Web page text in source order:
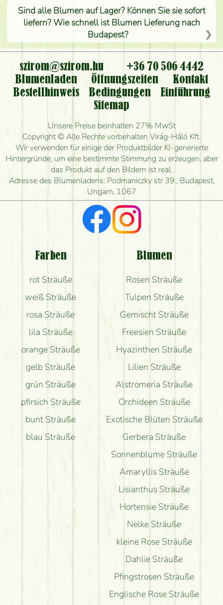
Sind alle Blumen auf Lager? Können Sie sie sofort
liefern? Wie schnell ist Blumen Lieferung nach
Budapest?
Ist der Blumenladen non stop geöffnet?
Kann ich den bestellten Blumenstrauß persönlich
nehmen oder nur per Blumenversand?
Ist eine Bestellung für ländliche Gebiete möglich?
Wie lange kann ich heute Blumen mit Lieferung
bestellen?
Wie schnell können Sie den Blumenstrauß
herstellen und wann können Sie ihn frühestens
liefern?
Ich suche rote Rosen, hast du welche?
Welche Rückmeldungen bekomme ich zum
Bekomme ich wirklich, was auf dem Bild zu sehen
szirom@szirom.hu
+36 70 506 4442
Blumenladen
Öffnungszeiten
Kontakt
Bestellhinweis
Bedingungen
Einführung
Sitemap
Unsere Preise beinhalten 27% MwSt
Copyright © Alle Rechte vorbehalten Virág-Háló Kft.
Wir verwenden für einige der Produktbilder KI-generierte
Hintergründe, um eine bestimmte Stimmung zu erzeugen, aber
das Produkt auf den Bildern ist real.
Adresse des Blumenladens: Podmaniczky str 39., Budapest,
Ungarn, 1067
Farben
rot Sträuße
weiß Sträuße
rosa Sträuße
lila Sträuße
orange Sträuße
gelb Sträuße
grün Sträuße
pfirsich Sträuße
bunt Sträuße
blau Sträuße
Blumen
Rosen Sträuße
Tulpen Sträuße
Gemischt Sträuße
Freesien Sträuße
Hyazinthen Sträuße
Lilien Sträuße
Alstromeria Sträuße
Orchideen Sträuße
Exotische Blüten Sträuße
Gerbera Sträuße
Sonnenblume Sträuße
Amaryllis Sträuße
Lisianthus Sträuße
Hortensie Sträuße
Nelke Sträuße
kleine Rose Sträuße
Dahlie Sträuße
Pfingstrosen Sträuße
Englische Rose Sträuße